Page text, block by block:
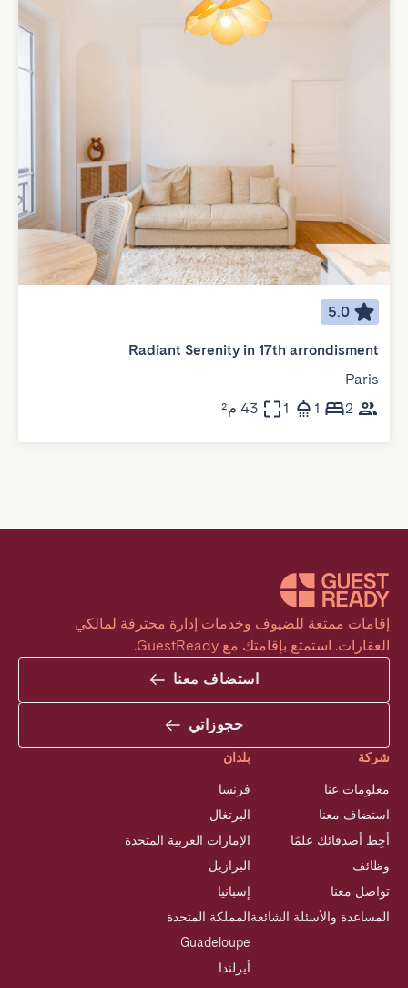
5.0
Radiant Serenity in 17th arrondisment
Paris
2
1
1 43 م²
العقارات. استمتع بإقامتك مع GuestReady.
استضاف معنا
حجوزاتي
شركة
معلومات عنا
استضاف معنا
أحِط أصدقائك علمًا
وظائف
تواصل معنا
المساعدة والأسئلة الشائعة
بلدان
فرنسا
البرتغال
الإمارات العربية المتحدة
البرازيل
إسبانيا
المملكة المتحدة
Guadeloupe
أيرلندا